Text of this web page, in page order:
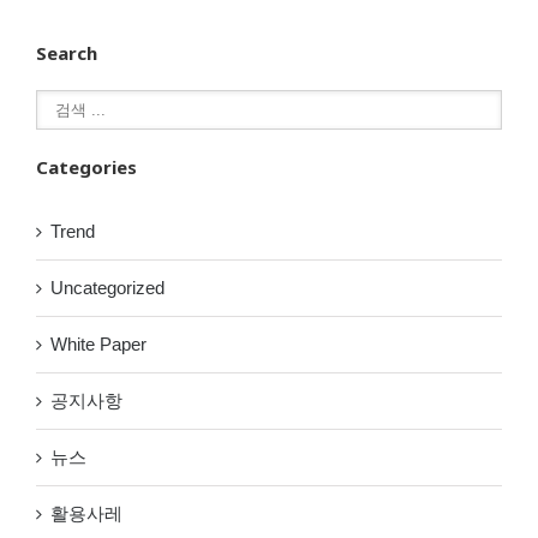
Search
Categories
Trend
Uncategorized
White Paper
공지사항
뉴스
활용사레